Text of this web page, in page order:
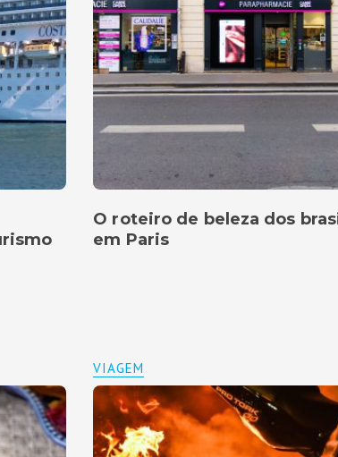
O roteiro de beleza dos
em Paris
VIAGEM